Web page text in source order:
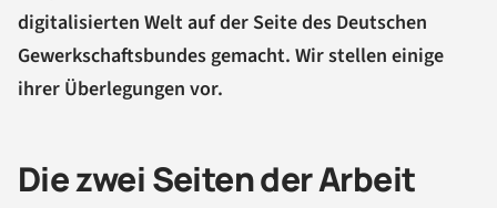
digitalisierten Welt auf der Seite des Deutschen
Gewerkschaftsbundes gemacht. Wir stellen einige
ihrer Überlegungen vor.
Die zwei Seiten der Arbeit